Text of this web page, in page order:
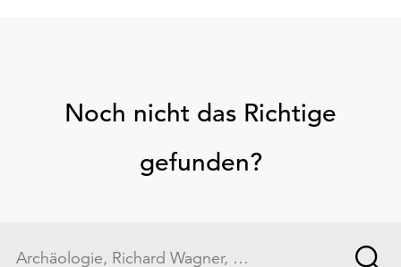
Noch nicht das Richtige
gefunden?